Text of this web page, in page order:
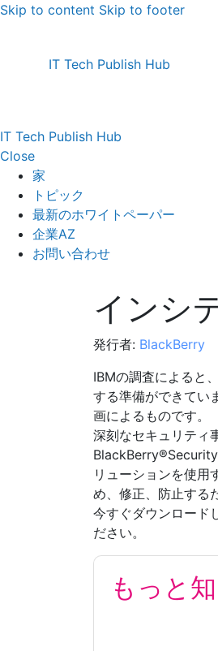
Skip to content Skip to footer
IT Tech Publish Hub
IT Tech Publish Hub
Close
家
トピック
最新のホワイトペーパー
企業AZ
お問い合わせ
インシ
発行者: BlackBerry
IBMの調査によると
する準備ができてい
画によるものです。
深刻なセキュリティ
リューションを使用
め、修正、防止する
今すぐダウンロード
ださい。
もっと